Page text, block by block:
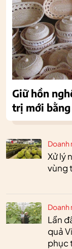
Doanh
Xử lý
vùng
Doanh
Lần
quả
phục
Giữ hồn
trị mới